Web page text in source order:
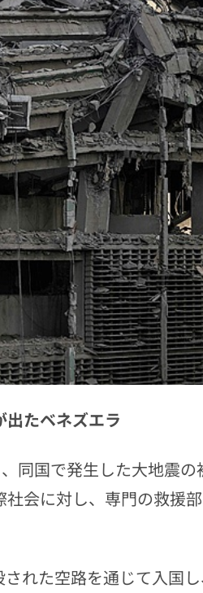
たベネズエラ
同国で発生した大地震の
会に対し、専門の救援
れた空路を通じて入国